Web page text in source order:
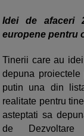
Idei de afaceri
europene pentru
Tinerii care au
depuna
putin una din
realitate pentru
asteptati sa
de